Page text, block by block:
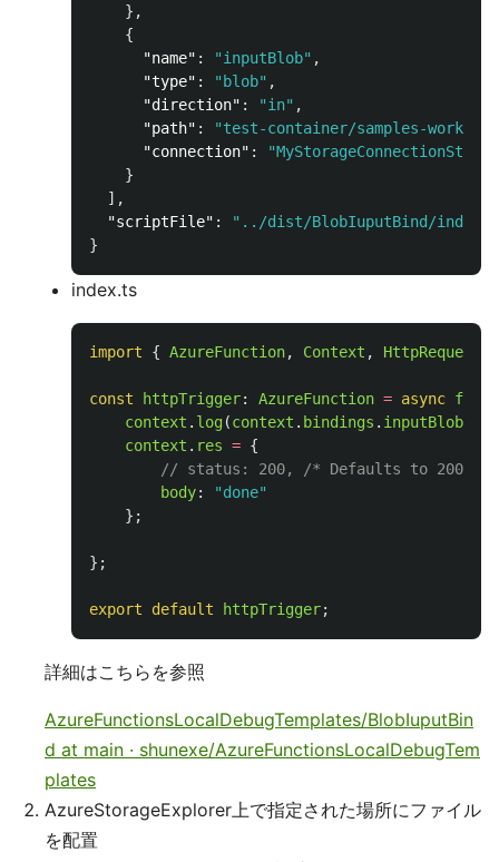
},
{
"name" : "inputBlob" ,
"type" : "blob" ,
"direction" : "in" ,
"path" :
"test-container/samples-
"connection" :
}
],
"scriptFile" :
"../dist/BlobIuputBind/
}
index.ts
import { AzureFunction, Context , HttpRequest
const httpTrigger: AzureFunction = async
context . log(context . bindings . inputBlob
context . res = {
// status: 200, /* Defaults to 200 */
body: "done"
};
};
export default httpTrigger;
詳細はこちらを参照
AzureFunctionsLocalDebugTemplates/BlobIuputBin
d at main · shunexe/AzureFunctionsLocalDebugTem
plates
AzureStorageExplorer上で指定された場所にファイル
を配置